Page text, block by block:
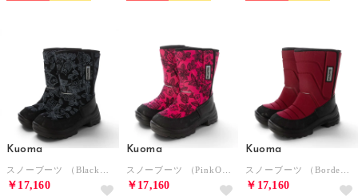
Kuoma
￥17,160
Kuoma
￥17,160
Kuoma
￥17,160